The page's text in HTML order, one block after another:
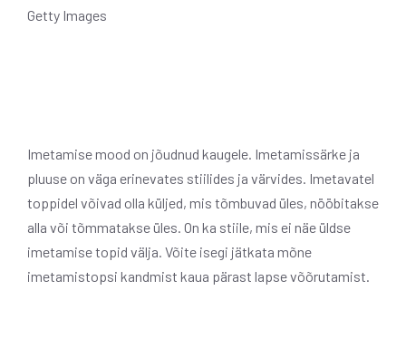
Getty Images
Imetamise mood on jõudnud kaugele. Imetamissärke ja
pluuse on väga erinevates stiilides ja värvides. Imetavatel
toppidel võivad olla küljed, mis tõmbuvad üles, nööbitakse
alla või tõmmatakse üles. On ka stiile, mis ei näe üldse
imetamise topid välja. Võite isegi jätkata mõne
imetamistopsi kandmist kaua pärast lapse võõrutamist.